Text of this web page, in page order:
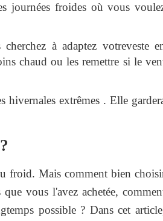
journées froides où vous
à adaptez votreveste
chaud ou les remettre si le
hivernales extrêmes . Elle
froid. Mais comment bien
vous l'avez achetée,
possible ? Dans cet